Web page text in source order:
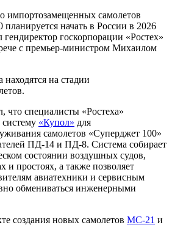
импортозамещенных самолетов
начать в России в 2026
гендиректор госкорпорации «Ростех»
с премьер-министром Михаилом
на стадии
что специалисты «Ростеха»
«Купол» для
самолетов «Суперджет 100»
ПД-14 и ПД-8. Система собирает
состоянии воздушных судов,
и простоях, а также позволяет
авиатехники и сервисным
обмениваться инженерными
создания новых самолетов МС-21 и